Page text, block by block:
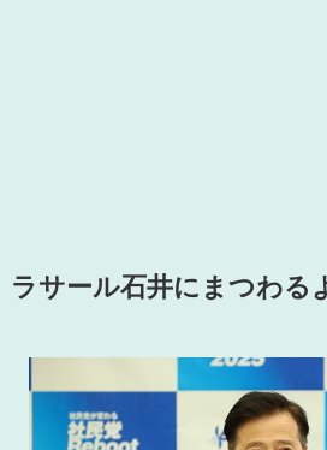
ラサール石井にまつわる